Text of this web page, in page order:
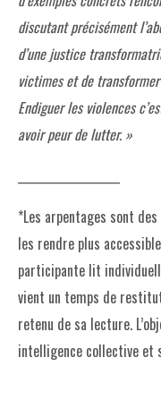
discutant précisément
d’une justice
victimes et de
Endiguer les violences
avoir peur de lutter. »
*Les arpentages sont
les rendre plus
participante lit
vient un temps de
retenu de sa lecture.
intelligence collective et